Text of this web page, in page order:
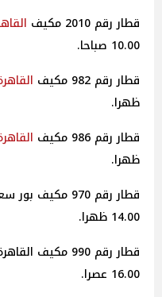
قطار رقم 2010 مكيف
10.00 صباحا.
قطار رقم 982 مكيف
ظهرا.
قطار رقم 986 مكيف
ظهرا.
قطار رقم 970
14.00 ظهرا.
قطار رقم 990
16.00 عصرا.